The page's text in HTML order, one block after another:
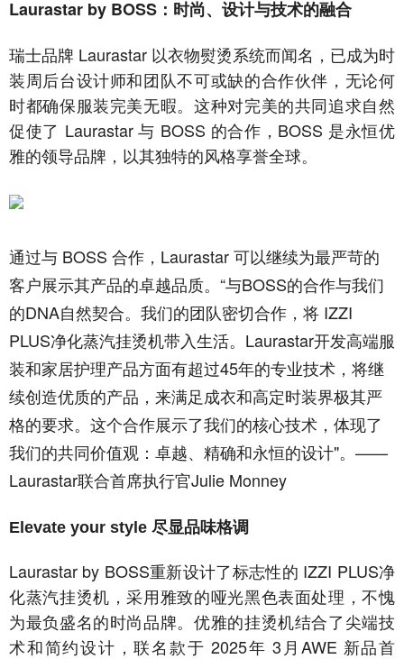
Laurastar by BOSS：时尚、设计与技术的融合
瑞士品牌 Laurastar 以衣物熨烫系统而闻名，已成为时
装周后台设计师和团队不可或缺的合作伙伴，无论何
时都确保服装完美无暇。这种对完美的共同追求自然
促使了 Laurastar 与 BOSS 的合作，BOSS 是永恒优
雅的领导品牌，以其独特的风格享誉全球。
通过与 BOSS 合作，Laurastar 可以继续为最严苛的
客户展示其产品的卓越品质。“与BOSS的合作与我们
的DNA自然契合。我们的团队密切合作，将 IZZI
PLUS净化蒸汽挂烫机带入生活。Laurastar开发高端服
装和家居护理产品方面有超过45年的专业技术，将继
续创造优质的产品，来满足成衣和高定时装界极其严
格的要求。这个合作展示了我们的核心技术，体现了
我们的共同价值观：卓越、精确和永恒的设计"。——
Laurastar联合首席执行官Julie Monney
Elevate your style 尽显品味格调
Laurastar by BOSS重新设计了标志性的 IZZI PLUS净
化蒸汽挂烫机，采用雅致的哑光黑色表面处理，不愧
为最负盛名的时尚品牌。优雅的挂烫机结合了尖端技
术和简约设计，联名款于 2025年 3月AWE 新品首